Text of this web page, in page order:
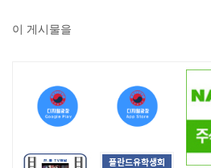
이 게시물을